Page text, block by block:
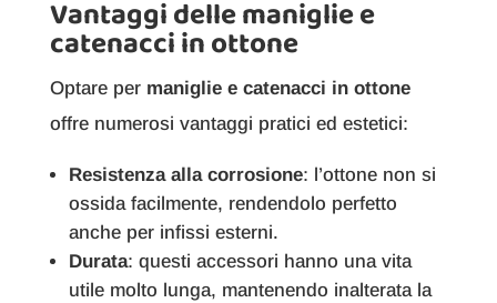
Vantaggi delle maniglie e
catenacci in ottone
Optare per maniglie e catenacci in ottone
offre numerosi vantaggi pratici ed estetici:
Resistenza alla corrosione: l’ottone non si
ossida facilmente, rendendolo perfetto
anche per infissi esterni.
Durata: questi accessori hanno una vita
utile molto lunga, mantenendo inalterata la